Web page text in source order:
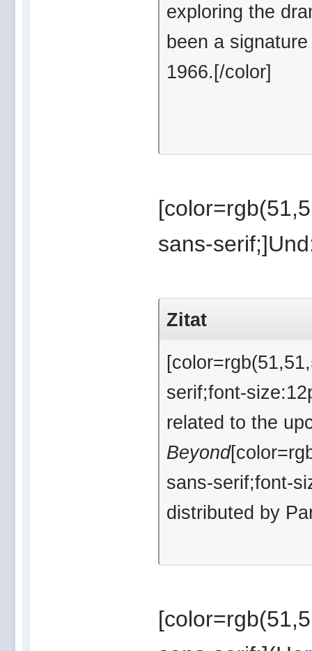
exploring the
been a
1966.[/color]
sans-
Zitat
serif;font-
related to the
Beyond
sans-serif;font-
distributed by